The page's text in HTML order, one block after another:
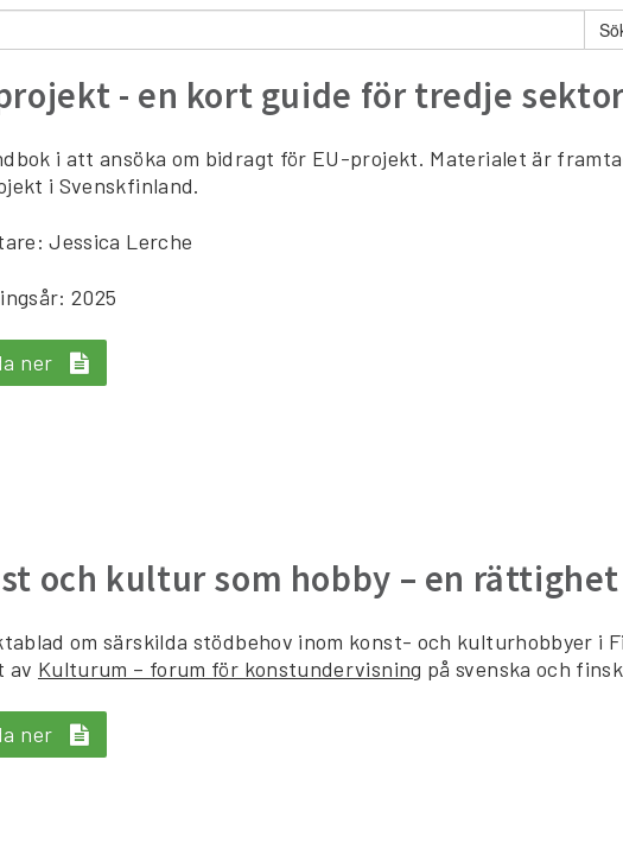
- en kort guide för tredje
i att ansöka om bidragt för EU-projekt. Materialet är
i Svenskfinland.
Jessica Lerche
2025
ner
och kultur som hobby – en
om särskilda stödbehov inom konst- och kulturhobbyer i
av Kulturum – forum för konstundervisning på svenska och
ner